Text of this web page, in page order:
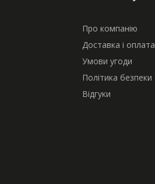
Про компанію
Доставка і оплата
Умови угоди
Політика безпеки
Відгуки